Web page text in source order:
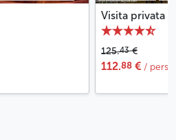
Visita privata
125.43€
112.88 € /